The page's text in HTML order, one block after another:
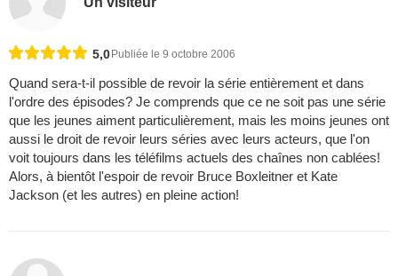
5,0 Publiée le 9 octobre 2006
Quand sera-t-il possible de revoir la série entièrement et dans
l'ordre des épisodes? Je comprends que ce ne soit pas une série
que les jeunes aiment particulièrement, mais les moins jeunes ont
aussi le droit de revoir leurs séries avec leurs acteurs, que l'on
voit toujours dans les téléfilms actuels des chaînes non cablées!
Alors, à bientôt l'espoir de revoir Bruce Boxleitner et Kate
Jackson (et les autres) en pleine action!